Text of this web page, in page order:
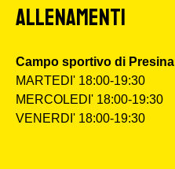
ALLENAMENTI
Campo sportivo di Presina
MARTEDI' 18:00-19:30
MERCOLEDI' 18:00-19:30
VENERDI' 18:00-19:30